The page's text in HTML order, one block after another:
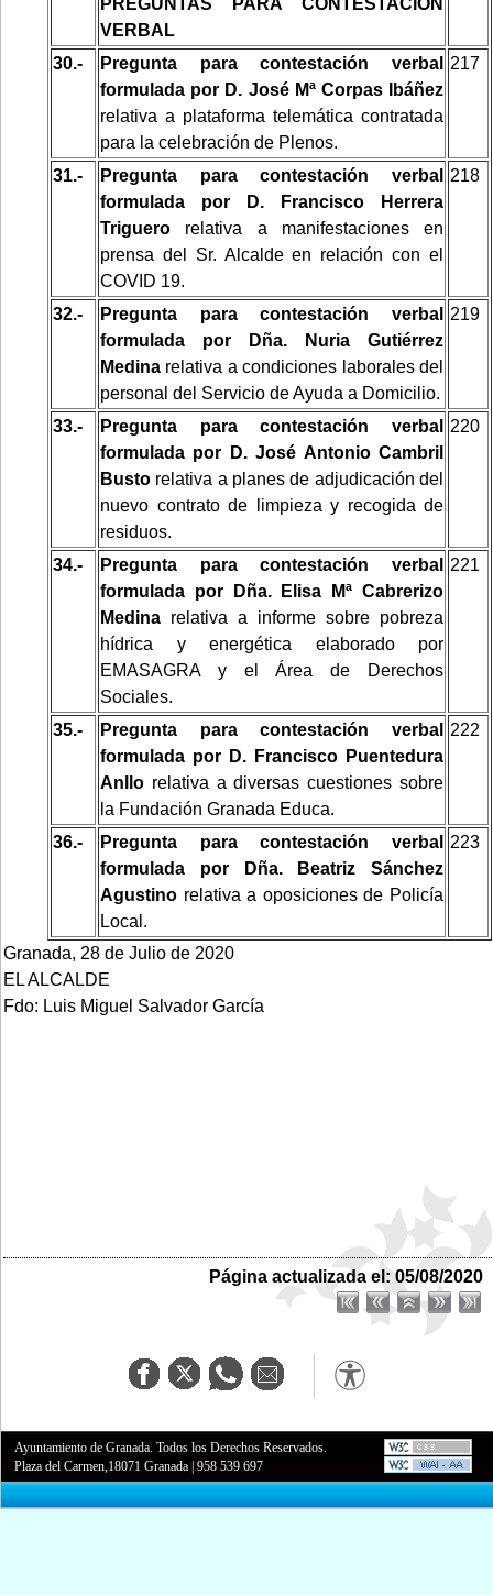
VERBAL
30.-
Pregunta para contestación verbal
formulada por D. José Mª Corpas Ibáñez
relativa a plataforma telemática contratada
para la celebración de Plenos.
217
31.-
Pregunta para contestación verbal
formulada por D. Francisco Herrera
Triguero relativa a manifestaciones en
prensa del Sr. Alcalde en relación con el
COVID 19.
218
32.-
Pregunta para contestación verbal
formulada por Dña. Nuria Gutiérrez
Medina relativa a condiciones laborales del
personal del Servicio de Ayuda a Domicilio.
219
33.-
Pregunta para contestación verbal
formulada por D. José Antonio Cambril
Busto relativa a planes de adjudicación del
nuevo contrato de limpieza y recogida de
residuos.
220
34.-
Pregunta para contestación verbal
formulada por Dña. Elisa Mª Cabrerizo
Medina relativa a informe sobre pobreza
hídrica y energética elaborado por
EMASAGRA y el Área de Derechos
Sociales.
221
35.-
Pregunta para contestación verbal
formulada por D. Francisco Puentedura
Anllo relativa a diversas cuestiones sobre
la Fundación Granada Educa.
222
36.-
Pregunta para contestación verbal
formulada por Dña. Beatriz Sánchez
Agustino relativa a oposiciones de Policía
Local.
223
Granada, 28 de Julio de 2020
EL ALCALDE
Fdo: Luis Miguel Salvador García
Página actualizada el: 05/08/2020
Ayuntamiento de Granada. Todos los Derechos Reservados.
Plaza del Carmen,18071 Granada |958 539 697